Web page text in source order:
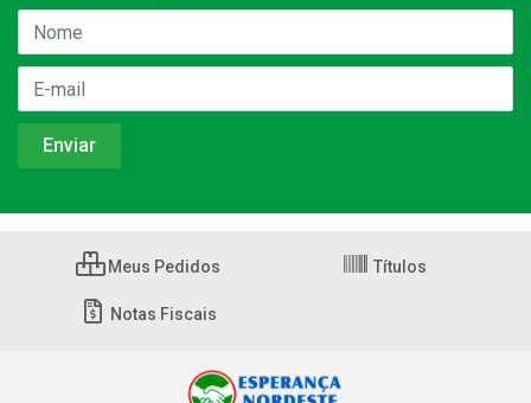
Meus Pedidos Títulos
Notas Fiscais